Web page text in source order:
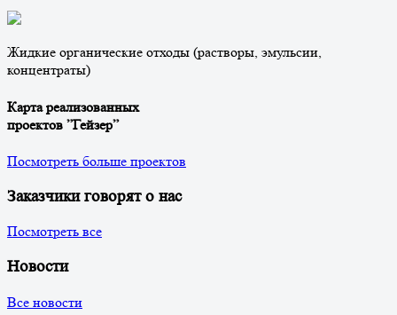
Жидкие органические отходы (растворы, эмульсии,
концентраты)
Карта реализованных
проектов ”Гейзер”
Посмотреть больше проектов
Заказчики говорят о нас
Посмотреть все
Новости
Все новости